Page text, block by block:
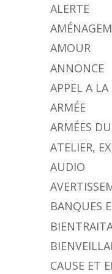
ALERTE
AMOUR
ANNONCE
APPEL A LA
ARMÉE
ARMÉES
ATELIER,
AUDIO
BANQUES
CAUSE ET